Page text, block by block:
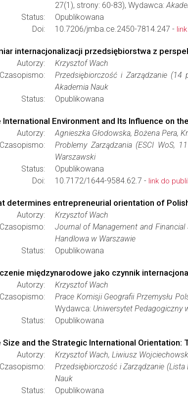
27(1), strony: 60-83), Wydawca:
Status:
Opublikowana
Doi:
10.7206/jmba.ce.2450-7814.247 -
internacjonalizacji przedsiębiorstwa z
Autorzy:
Krzysztof Wach
Czasopismo:
Przedsiębiorczość i Zarządzanie (14
Akademia Nauk
Status:
Opublikowana
International Environment and Its Influence on
Autorzy:
Agnieszka Głodowska, Bożena Pera,
Czasopismo:
Problemy Zarządzania (ESCI WoS,
Warszawski
Status:
Opublikowana
Doi:
10.7172/1644-9584.62.7 - link do
determines entrepreneurial orientation of
Autorzy:
Krzysztof Wach
Czasopismo:
Journal of Management and Financial
Handlowa w Warszawie
Status:
Opublikowana
międzynarodowe jako czynnik
Autorzy:
Krzysztof Wach
Czasopismo:
Prace Komisji Geografii Przemysłu
Wydawca: Uniwersytet Pedagogiczny
Status:
Opublikowana
Size and the Strategic International Orientation:
Autorzy:
Krzysztof Wach, Liwiusz
Czasopismo:
Przedsiębiorczość i Zarządzanie (Lista
Nauk
Status:
Opublikowana